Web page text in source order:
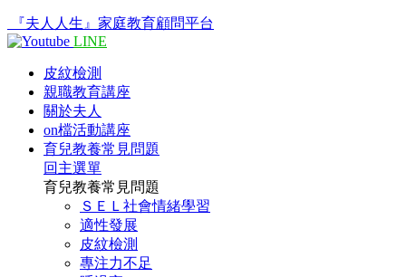
『夫人人生』家庭教育顧問平台
LINE
皮紋檢測
親職教育講座
關於夫人
on檔活動講座
育兒教養常見問題
回主選單
育兒教養常見問題
ＳＥＬ社會情緒學習
適性發展
皮紋檢測
專注力不足